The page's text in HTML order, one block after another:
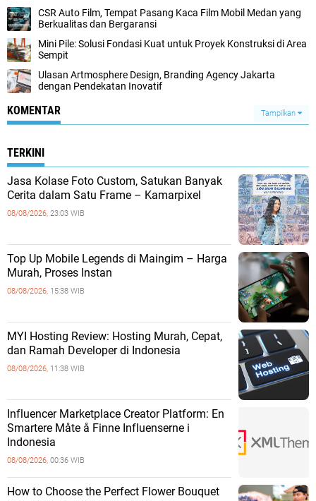
CSR Auto Film, Tempat Pasang Kaca Film Mobil Medan yang
Berkualitas dan Bergaransi
Mini Pile: Solusi Fondasi Kuat untuk Proyek Konstruksi di Area
Sempit
Ulasan Artmosphere Design, Branding Agency Jakarta
dengan Pendekatan Inovatif
KOMENTAR Tampilkan
TERKINI
Jasa Kolase Foto Custom, Satukan Banyak
Cerita dalam Satu Frame – Kamarpixel
08/08/2026, 23:03 WIB
Top Up Mobile Legends di Maingim – Harga
Murah, Proses Instan
08/08/2026, 15:38 WIB
MYI Hosting Review: Hosting Murah, Cepat,
dan Ramah Developer di Indonesia
08/08/2026, 11:38 WIB
Influencer Marketplace Creator Platform: En
Smartere Måte å Finne Influenserne i
Indonesia
08/08/2026, 00:36 WIB
How to Choose the Perfect Flower Bouquet